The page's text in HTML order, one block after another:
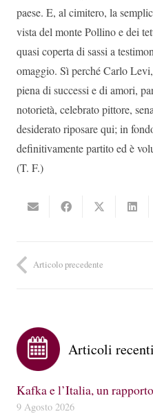
paese. E, al cimitero, la
vista del monte Pollino e dei
quasi coperta di sassi a
omaggio. Sì perché Carlo
piena di successi e di amori,
notorietà, celebrato pittore,
desiderato riposare qui; in
definitivamente partito ed è
(T. F.)
Articolo precedente
Articoli recenti
Kafka e l’Italia, un
9 Agosto 2026